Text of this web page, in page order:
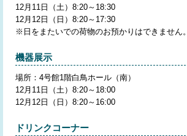
12月11日（土）8:20～18:30
12月12日（日）8:20～17:30
※日をまたいでの荷物のお預かりはできません。
機器展示
場所：4号館1階白鳥ホール（南）
12月11日（土）8:20～18:00
12月12日（日）8:20～16:00
ドリンクコーナー